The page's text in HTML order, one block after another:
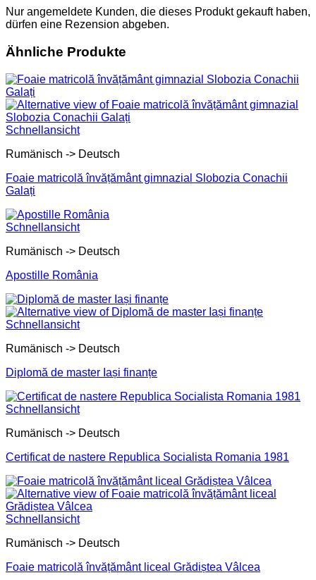
Nur angemeldete Kunden, die dieses Produkt gekauft haben,
dürfen eine Rezension abgeben.
Ähnliche Produkte
Schnellansicht
Rumänisch -> Deutsch
Foaie matricolă învățământ gimnazial Slobozia Conachii
Galați
Schnellansicht
Rumänisch -> Deutsch
Apostille România
Schnellansicht
Rumänisch -> Deutsch
Diplomă de master Iași finanțe
Schnellansicht
Rumänisch -> Deutsch
Certificat de nastere Republica Socialista Romania 1981
Schnellansicht
Rumänisch -> Deutsch
Foaie matricolă învățământ liceal Grădiștea Vâlcea